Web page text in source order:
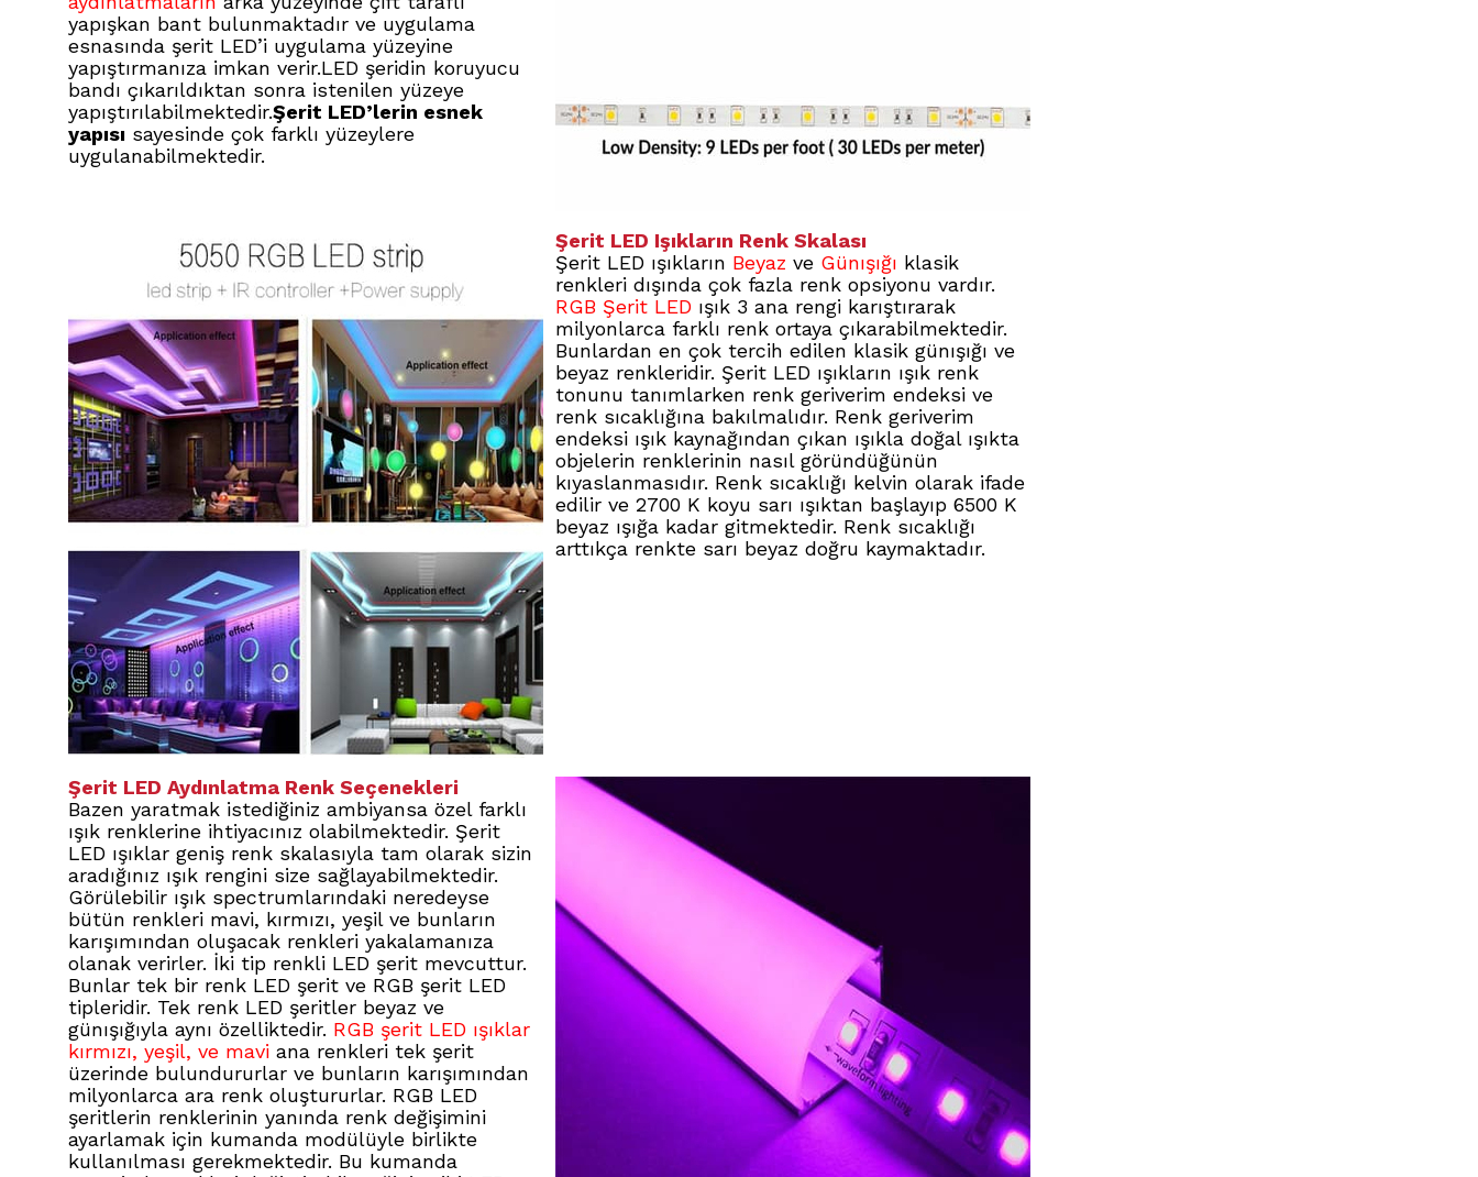
yapışkan bant bulunmaktadır ve uygulama
esnasında şerit LED’i uygulama yüzeyine
yapıştırmanıza imkan verir.LED şeridin koruyucu
bandı çıkarıldıktan sonra istenilen yüzeye
yapıştırılabilmektedir.Şerit LED’lerin esnek
yapısı sayesinde çok farklı yüzeylere
uygulanabilmektedir.
Şerit LED Işıkların Renk Skalası
Şerit LED ışıkların Beyaz ve Günışığı klasik
renkleri dışında çok fazla renk opsiyonu vardır.
RGB Şerit LED ışık 3 ana rengi karıştırarak
milyonlarca farklı renk ortaya çıkarabilmektedir.
Bunlardan en çok tercih edilen klasik günışığı ve
beyaz renkleridir. Şerit LED ışıkların ışık renk
tonunu tanımlarken renk geriverim endeksi ve
renk sıcaklığına bakılmalıdır. Renk geriverim
endeksi ışık kaynağından çıkan ışıkla doğal ışıkta
objelerin renklerinin nasıl göründüğünün
kıyaslanmasıdır. Renk sıcaklığı kelvin olarak ifade
edilir ve 2700 K koyu sarı ışıktan başlayıp 6500 K
beyaz ışığa kadar gitmektedir. Renk sıcaklığı
arttıkça renkte sarı beyaz doğru kaymaktadır.
Şerit LED Aydınlatma Renk Seçenekleri
Bazen yaratmak istediğiniz ambiyansa özel farklı
ışık renklerine ihtiyacınız olabilmektedir. Şerit
LED ışıklar geniş renk skalasıyla tam olarak sizin
aradığınız ışık rengini size sağlayabilmektedir.
Görülebilir ışık spectrumlarındaki neredeyse
bütün renkleri mavi, kırmızı, yeşil ve bunların
karışımından oluşacak renkleri yakalamanıza
olanak verirler. İki tip renkli LED şerit mevcuttur.
Bunlar tek bir renk LED şerit ve RGB şerit LED
tipleridir. Tek renk LED şeritler beyaz ve
günışığıyla aynı özelliktedir. RGB şerit LED ışıklar
kırmızı, yeşil, ve mavi ana renkleri tek şerit
üzerinde bulundururlar ve bunların karışımından
milyonlarca ara renk oluştururlar. RGB LED
şeritlerin renklerinin yanında renk değişimini
ayarlamak için kumanda modülüyle birlikte
kullanılması gerekmektedir. Bu kumanda